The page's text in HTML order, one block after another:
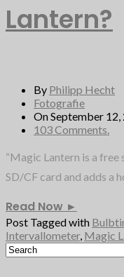
Lantern?
By Philipp Hecht
Fotografie
On September 12,
103 Comments.
“Magic Lantern is a
SD/CF card and adds a
Read Now ►
Post Tagged with
Intervallometer, Magic